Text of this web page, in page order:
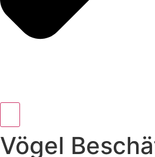
Vögel